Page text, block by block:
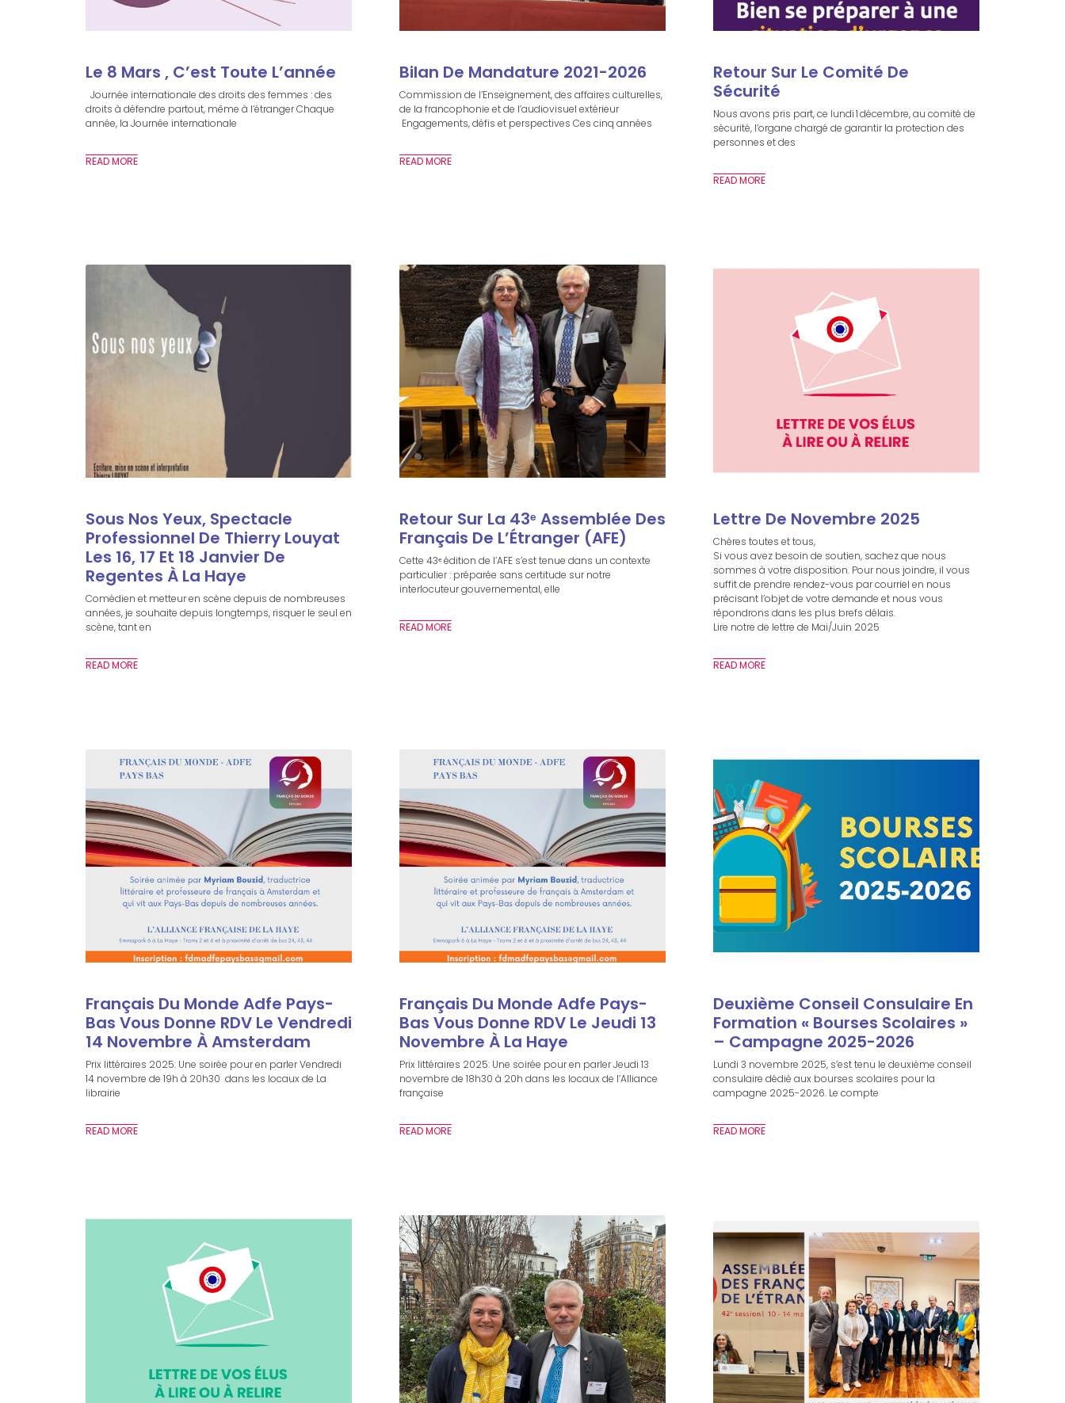
Le 8 Mars , C’est Toute L’année
Journée internationale des droits des femmes : des
droits à défendre partout, même à l’étranger Chaque
année, la Journée internationale
READ MORE
Bilan De Mandature 2021-2026
Commission de l’Enseignement, des affaires culturelles,
de la francophonie et de l’audiovisuel extérieur
Engagements, défis et perspectives Ces cinq années
READ MORE
Retour Sur Le Comité De
Sécurité
Nous avons pris part, ce lundi 1 décembre, au comité de
sécurité, l’organe chargé de garantir la protection des
personnes et des
READ MORE
Sous Nos Yeux, Spectacle
Professionnel De Thierry Louyat
Les 16, 17 Et 18 Janvier De
Regentes À La Haye
Comédien et metteur en scène depuis de nombreuses
années, je souhaite depuis longtemps, risquer le seul en
scène, tant en
READ MORE
Retour Sur La 43ᵉ Assemblée Des
Français De L’Étranger (AFE)
Cette 43ᵉ édition de l’AFE s’est tenue dans un contexte
particulier : préparée sans certitude sur notre
interlocuteur gouvernemental, elle
READ MORE
Lettre De Novembre 2025
Chères toutes et tous,
Si vous avez besoin de soutien, sachez que nous
sommes à votre disposition. Pour nous joindre, il vous
suffit de prendre rendez-vous par courriel en nous
précisant l’objet de votre demande et nous vous
répondrons dans les plus brefs délais.
Lire notre de lettre de Mai/Juin 2025
READ MORE
Français Du Monde Adfe Pays-
Bas Vous Donne RDV Le Vendredi
14 Novembre À Amsterdam
Prix littéraires 2025: Une soirée pour en parler Vendredi
14 novembre de 19h à 20h30 dans les locaux de La
librairie
READ MORE
Français Du Monde Adfe Pays-
Bas Vous Donne RDV Le Jeudi 13
Novembre À La Haye
Prix littéraires 2025: Une soirée pour en parler Jeudi 13
novembre de 18h30 à 20h dans les locaux de l’Alliance
française
READ MORE
Deuxième Conseil Consulaire En
Formation « Bourses Scolaires »
– Campagne 2025-2026
Lundi 3 novembre 2025, s’est tenu le deuxième conseil
consulaire dédié aux bourses scolaires pour la
campagne 2025-2026. Le compte
READ MORE